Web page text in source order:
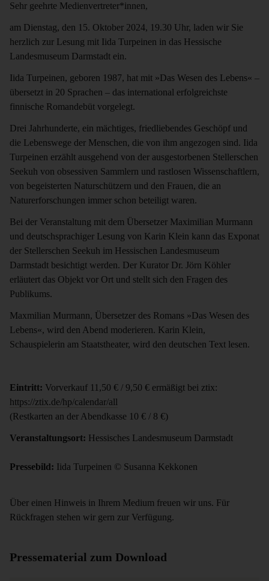
Sehr geehrte Medienvertreter*innen,
am Dienstag, den 15. Oktober 2024, 19.30 Uhr, laden wir Sie
herzlich zur Lesung mit Iida Turpeinen in das Hessische
Landesmuseum Darmstadt ein.
Iida Turpeinen, geboren 1987, hat mit »Das Wesen des Lebens« –
übersetzt in 20 Sprachen – das international erfolgreichste
finnische Romandebüt vorgelegt.
Drei Jahrhunderte, ein mächtiges, friedliebendes Geschöpf und
die Lebenswege der Menschen, die von ihm angezogen sind. Iida
Turpeinen erzählt ausgehend von der ausgestorbenen Stellerschen
Seekuh von obsessiven Sammlern und rastlosen Wissenschaftlern,
von begeisterten Naturschützern und den Frauen, die an
Naturerforschungen immer schon beteiligt waren.
Bei der Veranstaltung mit dem Übersetzer Maximilian Murmann
und deutschsprachiger Lesung von Karin Klein kann das Exponat
der Stellerschen Seekuh im Hessischen Landesmuseum
Darmstadt besichtigt werden. Der Kurator Dr. Jörn Köhler
erläutert das Objekt vor Ort und stellt sich den Fragen des
Publikums.
Maxmilian Murmann, Übersetzer des Romans »Das Wesen des
Lebens«, wird den Abend moderieren. Karin Klein,
Schauspielerin am Staatstheater, wird den deutschen Text lesen.
Eintritt: Vorverkauf 11,50 € / 9,50 € ermäßigt bei ztix:
https://ztix.de/hp/calendar/all
(Restkarten an der Abendkasse 10 € / 8 €)
Veranstaltungsort: Hessisches Landesmuseum Darmstadt
Pressebild: Iida Turpeinen © Susanna Kekkonen
Über einen Hinweis in Ihrem Medium freuen wir uns. Für
Rückfragen stehen wir gern zur Verfügung.
Pressematerial zum Download